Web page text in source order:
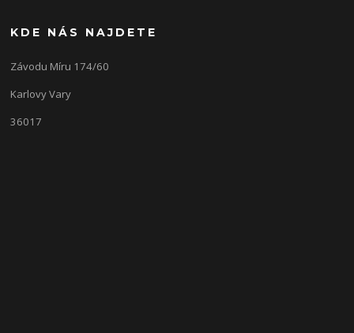
KDE NÁS NAJDETE
Závodu Míru 174/60
Karlovy Vary
36017